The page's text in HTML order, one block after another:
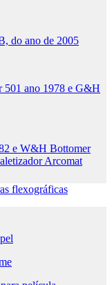
do ano de 2005
ano 1978 e G&H
e W&H Bottomer
Arcomat
flexográficas